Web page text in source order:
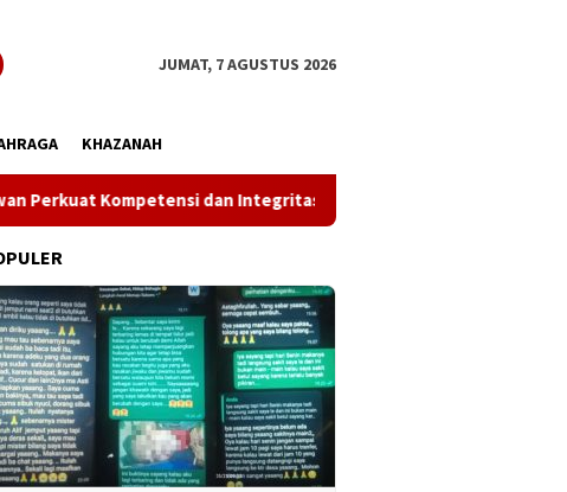
JUMAT, 7 AGUSTUS 2026
KHAZANAH
dan Integritas di Era Digital